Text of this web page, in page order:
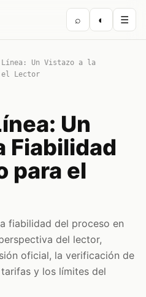
⌕ ◐ ☰
Línea: Un Vistazo a la
el Lector
Un
Fiabilidad
para el
fiabilidad del proceso en
del lector,
oficial, la verificación de
y los límites del